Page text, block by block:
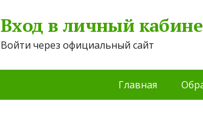
Вход в личный
Войти через официальный сайт
Главная